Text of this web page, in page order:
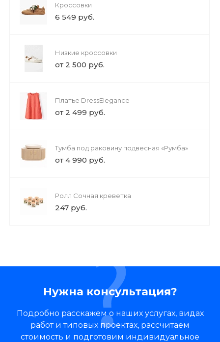
Кроссовки
6 549 руб.
Низкие кроссовки
от 2 500 руб.
Платье DressElegance
от 2 499 руб.
Тумба под раковину подвесная «Румба»
от 4 990 руб.
Ролл Сочная креветка
247 руб.
Нужна консультация?
Подробно расскажем о наших услугах, видах
работ и типовых проектах, рассчитаем
стоимость и подготовим индивидуальное